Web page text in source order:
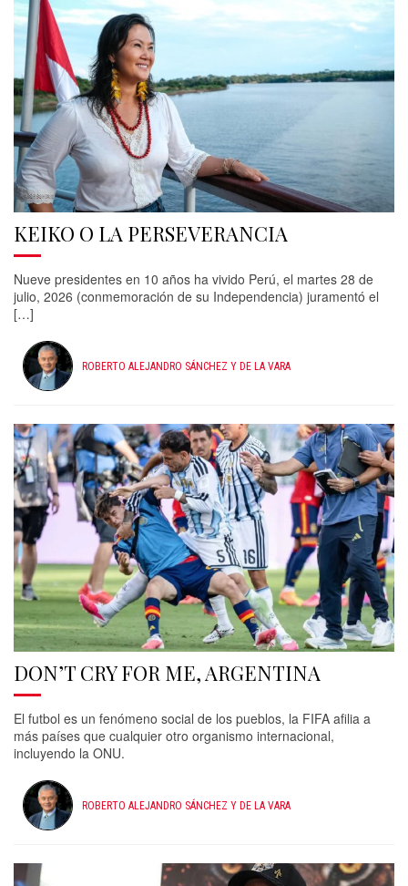
KEIKO O LA PERSEVERANCIA
Nueve presidentes en 10 años ha vivido Perú, el martes 28 de
julio, 2026 (conmemoración de su Independencia) juramentó el
[…]
ROBERTO ALEJANDRO SÁNCHEZ Y DE LA VARA
DON’T CRY FOR ME, ARGENTINA
El futbol es un fenómeno social de los pueblos, la FIFA afilia a
más países que cualquier otro organismo internacional,
incluyendo la ONU.
ROBERTO ALEJANDRO SÁNCHEZ Y DE LA VARA